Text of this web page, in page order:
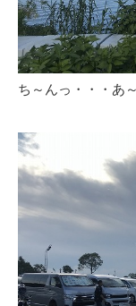
ち～んっ・・・あ